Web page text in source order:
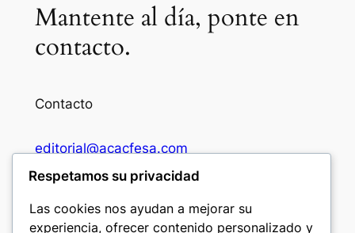
Mantente al día, ponte en
contacto.
Contacto
editorial@acacfesa.com
Respetamos su privacidad
Las cookies nos ayudan a mejorar su
experiencia, ofrecer contenido personalizado y